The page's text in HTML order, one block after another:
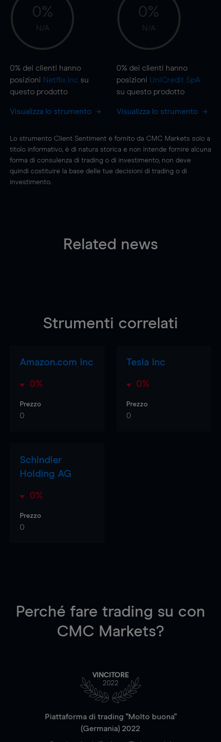
0%
N/A
0% dei clienti hanno
posizioni Netflix Inc su
questo prodotto
Visualizza lo strumento
0%
N/A
0% dei clienti hanno
posizioni UniCredit SpA
su questo prodotto
Visualizza lo strumento
Lo strumento Client Sentiment è fornito da CMC Markets solo a
titolo informativo, è di natura storica e non intende fornire alcuna
forma di consulenza di trading o di investimento; non deve
quindi costituire la base delle tue decisioni di trading o di
investimento.
Related news
Strumenti correlati
Amazon.com Inc
0%
Prezzo
0
Tesla Inc
0%
Prezzo
0
Schindler
Holding AG
0%
Prezzo
0
Perché fare trading su con
CMC Markets?
VINCITORE
2022
Piattaforma di trading "Molto buona"
(Germania) 2022